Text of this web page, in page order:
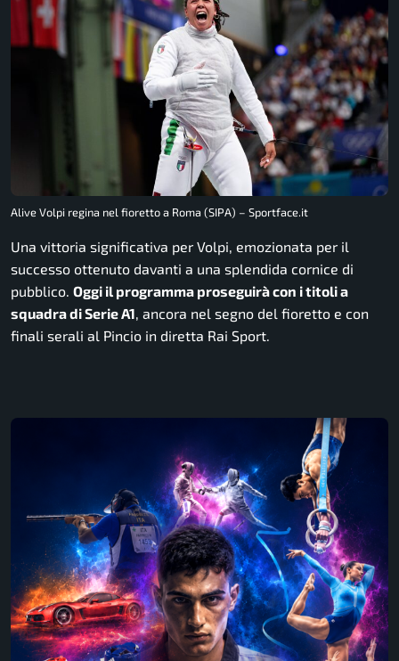
Alive Volpi regina nel fioretto a Roma (SIPA) – Sportface.it
Una vittoria significativa per Volpi, emozionata per il
successo ottenuto davanti a una splendida cornice di
pubblico. Oggi il programma proseguirà con i titoli a
squadra di Serie A1 , ancora nel segno del fioretto e con
finali serali al Pincio in diretta Rai Sport.